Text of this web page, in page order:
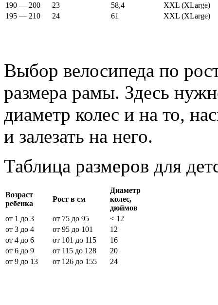
190 — 200
23 58,4
XXL (XLarge)
195 — 210
24 61 XXL (XLarge)
Выбор велосипеда по
размера рамы. Здесь
диаметр колес и на то,
и залезать на него.
Таблица размеров для
Возраст
ребенка
Рост в см
Диаметр
колес,
дюймов
от 1 до 3
от 75 до 95
< 12
от 3 до 4
от 95 до 101
12
от 4 до 6
от 101 до 115
16
от 6 до 9
от 115 до 128
20
от 9 до 13
от 126 до 155 24